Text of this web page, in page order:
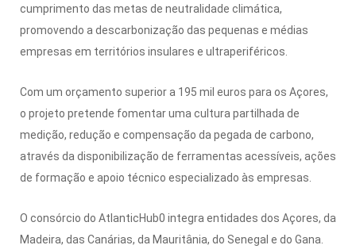
cumprimento das metas de neutralidade climática,
promovendo a descarbonização das pequenas e médias
empresas em territórios insulares e ultraperiféricos.
Com um orçamento superior a 195 mil euros para os Açores,
o projeto pretende fomentar uma cultura partilhada de
medição, redução e compensação da pegada de carbono,
através da disponibilização de ferramentas acessíveis, ações
de formação e apoio técnico especializado às empresas.
O consórcio do AtlanticHub0 integra entidades dos Açores, da
Madeira, das Canárias, da Mauritânia, do Senegal e do Gana.